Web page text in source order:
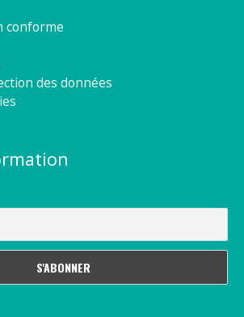
conforme
des données